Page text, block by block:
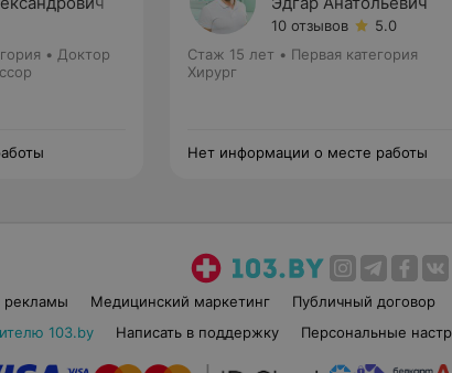
• Доктор
10 отзывов
5.0
Стаж 15 лет • Первая категория
Хирург
Нет информации о месте работы
рекламы Медицинский маркетинг Публичный договор
103.by
Написать в поддержку Персональные